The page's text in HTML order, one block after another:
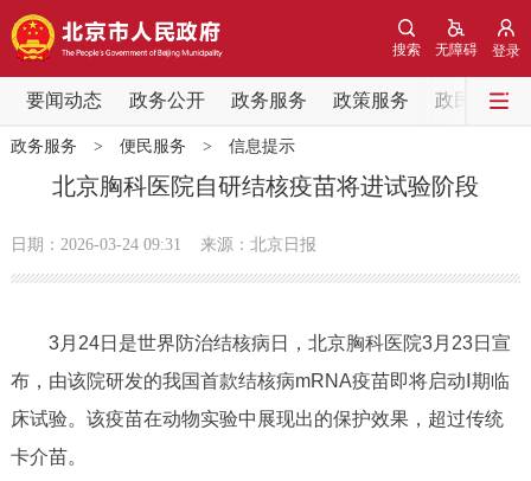
登录
无障碍
搜索
要闻动态 政务公开 政务服务 政策服务 政民互动
要闻动态
党中央精神 国务院信息
政务公开
市领导 机构职能 政策服务
政务服务 > 便民服务 > 信息提示
北京胸科医院自研结核疫苗将进试验阶段
日期：2026-03-24 09:31 来源：北京日报
3月24日是世界防治结核病日，北京胸科医院3月23日宣
布，由该院研发的我国首款结核病mRNA疫苗即将启动Ⅰ期临
床试验。该疫苗在动物实验中展现出的保护效果，超过传统
卡介苗。